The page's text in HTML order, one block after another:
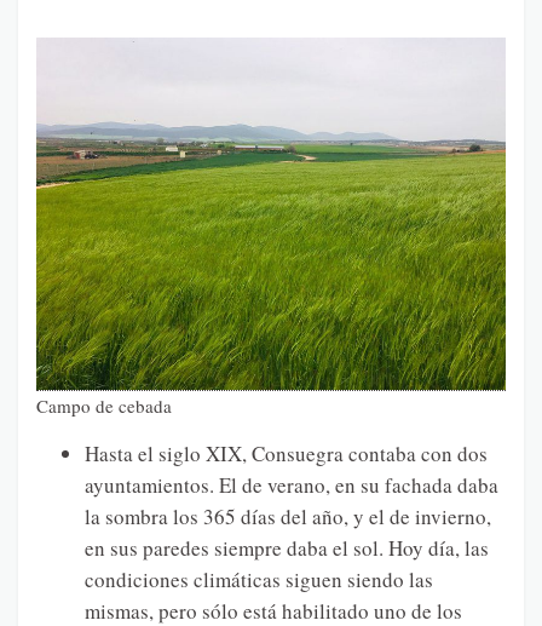
Campo de cebada
Hasta el siglo XIX, Consuegra contaba con dos
ayuntamientos. El de verano, en su fachada daba
la sombra los 365 días del año, y el de invierno,
en sus paredes siempre daba el sol. Hoy día, las
condiciones climáticas siguen siendo las
mismas, pero sólo está habilitado uno de los